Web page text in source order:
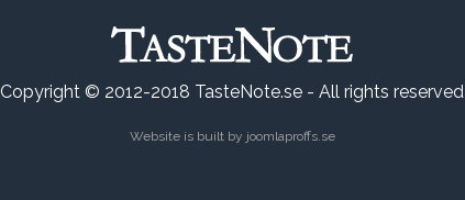
Copyright © 2012-2018 TasteNote.se - All rights reserved
Website is built by joomlaproffs.se